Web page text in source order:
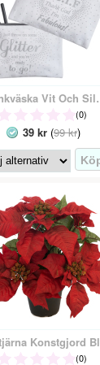
(0)
39 kr (99 kr)
(0)